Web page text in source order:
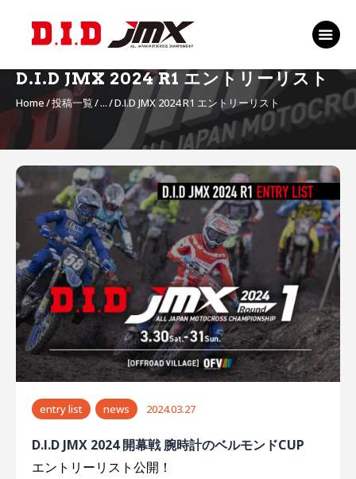
D.I.D JMX 2024 R1 エントリーリスト
Home 投稿一覧 ... D.I.D JMX 2024 R1 エントリーリスト
TOP
RANKING 2026
RIDERS 2026
SPONSORS
TICKET
MSP Motosports
Promotion TOP
entry list news 2024.03.27
D.I.D JMX 2024 開幕戦 腕時計のベルモンドCUP
エントリーリスト公開！
投
稿
ナ
ゲ
ー
シ
ョ
ン